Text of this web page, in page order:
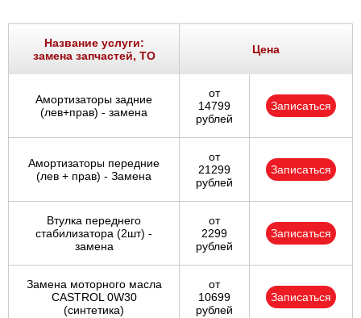
Название услуги:
замена запчастей, ТО
Цена
Амортизаторы задние
(лев+прав) - замена
от
14799
рублей
Записаться
Амортизаторы передние
(лев + прав) - Замена
от
21299
рублей
Записаться
Втулка переднего
стабилизатора (2шт) -
замена
от
2299
рублей
Записаться
Замена моторного масла
CASTROL 0W30
(синтетика)
от
10699
рублей
Записаться